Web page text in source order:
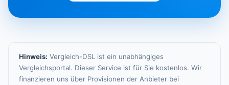
Hinweis: Vergleich-DSL ist ein unabhängiges
Vergleichsportal. Dieser Service ist für Sie kostenlos. Wir
finanzieren uns über Provisionen der Anbieter bei